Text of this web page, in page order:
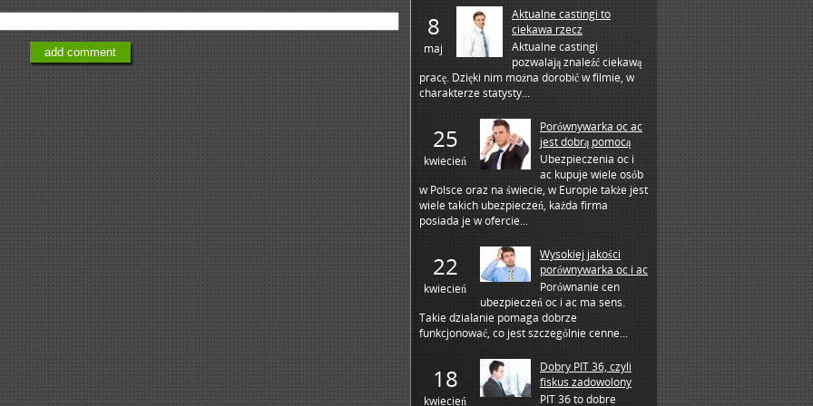
8
maj
Aktualne castingi to
ciekawa rzecz
Aktualne castingi
pozwalają znaleźć ciekawą
pracę. Dzięki nim można dorobić w filmie, w
charakterze statysty...
25
kwiecień
Porównywarka oc ac
jest dobrą pomocą
Ubezpieczenia oc i
ac kupuje wiele osób
w Polsce oraz na świecie, w Europie także jest
wiele takich ubezpieczeń, każda firma
posiada je w ofercie...
22
kwiecień
Wysokiej jakości
porównywarka oc i ac
Porównanie cen
ubezpieczeń oc i ac ma sens.
Takie działanie pomaga dobrze
funkcjonować, co jest szczególnie cenne...
18
kwiecień
Dobry PIT 36, czyli
fiskus zadowolony
PIT 36 to dobre